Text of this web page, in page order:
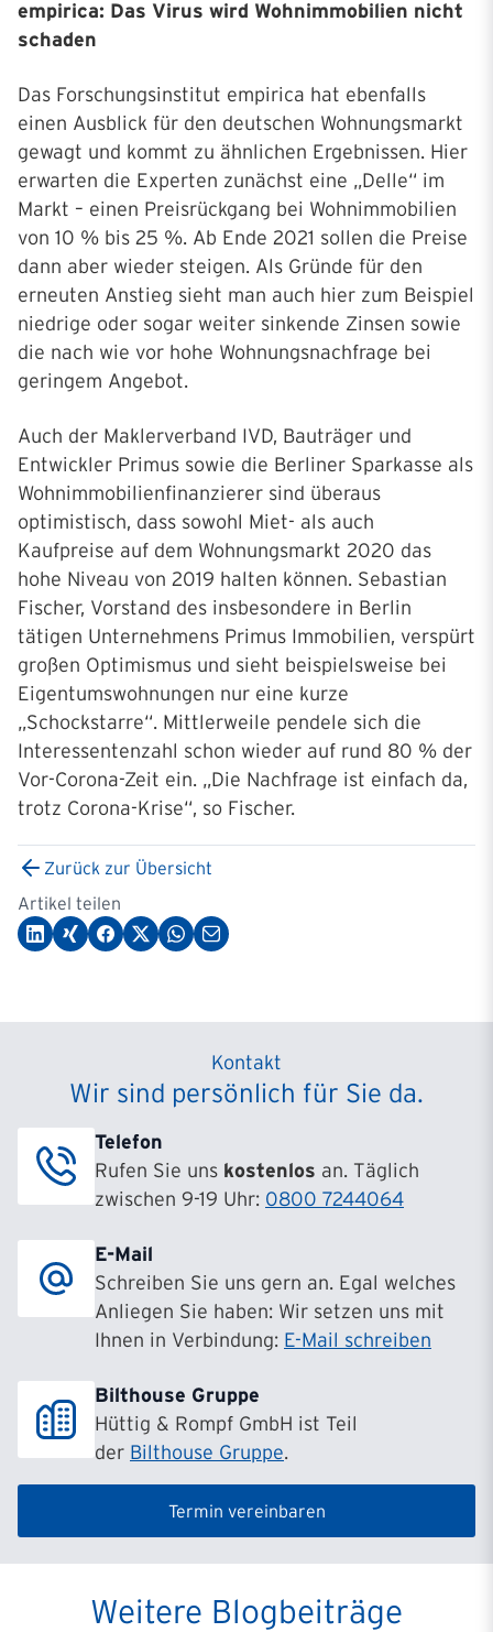
empirica: Das Virus wird Wohnimmobilien nicht
schaden
Das Forschungsinstitut empirica hat ebenfalls
einen Ausblick für den deutschen Wohnungsmarkt
gewagt und kommt zu ähnlichen Ergebnissen. Hier
erwarten die Experten zunächst eine „Delle“ im
Markt – einen Preisrückgang bei Wohnimmobilien
von 10 % bis 25 %. Ab Ende 2021 sollen die Preise
dann aber wieder steigen. Als Gründe für den
erneuten Anstieg sieht man auch hier zum Beispiel
niedrige oder sogar weiter sinkende Zinsen sowie
die nach wie vor hohe Wohnungsnachfrage bei
geringem Angebot.
Auch der Maklerverband IVD, Bauträger und
Entwickler Primus sowie die Berliner Sparkasse als
Wohnimmobilienfinanzierer sind überaus
optimistisch, dass sowohl Miet- als auch
Kaufpreise auf dem Wohnungsmarkt 2020 das
hohe Niveau von 2019 halten können. Sebastian
Fischer, Vorstand des insbesondere in Berlin
tätigen Unternehmens Primus Immobilien, verspürt
großen Optimismus und sieht beispielsweise bei
Eigentumswohnungen nur eine kurze
„Schockstarre“. Mittlerweile pendele sich die
Interessentenzahl schon wieder auf rund 80 % der
Vor-Corona-Zeit ein. „Die Nachfrage ist einfach da,
trotz Corona-Krise“, so Fischer.
Zurück zur Übersicht
Artikel teilen
Kontakt
Wir sind persönlich für Sie da.
Telefon
Rufen Sie uns kostenlos an. Täglich
zwischen 9-19 Uhr: 0800 7244064
E-Mail
Schreiben Sie uns gern an. Egal welches
Anliegen Sie haben: Wir setzen uns mit
Ihnen in Verbindung: E-Mail schreiben
Bilthouse Gruppe
Hüttig & Rompf GmbH ist Teil
der Bilthouse Gruppe.
Termin vereinbaren
Weitere Blogbeiträge